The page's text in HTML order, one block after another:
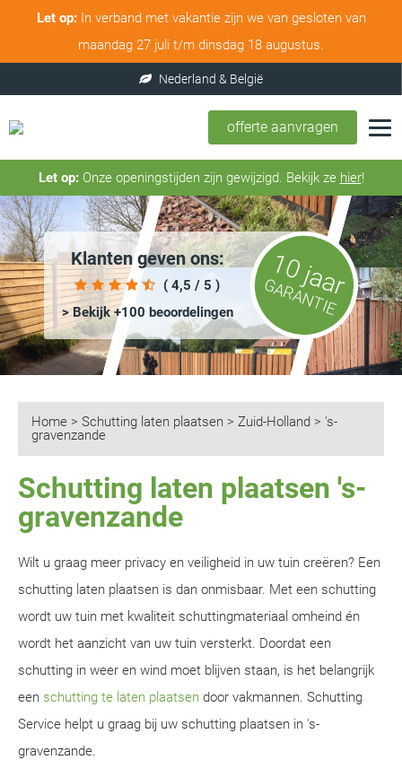
Let op:In verband met vakantie zijn we van gesloten van
maandag 27 juli t/m dinsdag 18 augustus.
offerte aanvragen
Let op:Onze openingstijden zijn gewijzigd. Bekijk ze hier!
Klanten geven ons:
( 4,5 / 5 )
> Bekijk +100 beoordelingen
10 jaar
GARANTIE
Home > Schutting laten plaatsen > Zuid-Holland > 's-
gravenzande
Schutting laten plaatsen 's-
gravenzande
Wilt u graag meer privacy en veiligheid in uw tuin creëren? Een
schutting laten plaatsen is dan onmisbaar. Met een schutting
wordt uw tuin met kwaliteit schuttingmateriaal omheind én
wordt het aanzicht van uw tuin versterkt. Doordat een
schutting in weer en wind moet blijven staan, is het belangrijk
een schutting te laten plaatsen door vakmannen. Schutting
Service helpt u graag bij uw schutting plaatsen in 's-
gravenzande.